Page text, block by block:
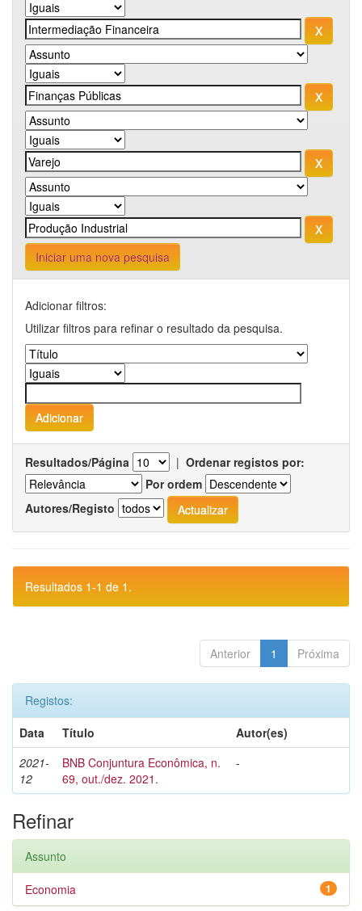
Iniciar uma nova pesquisa
Adicionar filtros:
Utilizar filtros para refinar o resultado da pesquisa.
Resultados/Página | Ordenar registos por:
Por ordem
Autores/Registo
Resultados 1-1 de 1.
Anterior 1 Próxima
Registos:
Data
Título
Autor(es)
2021-
12
BNB Conjuntura Econômica, n.
69, out./dez. 2021.
-
Refinar
Assunto
1
Economia